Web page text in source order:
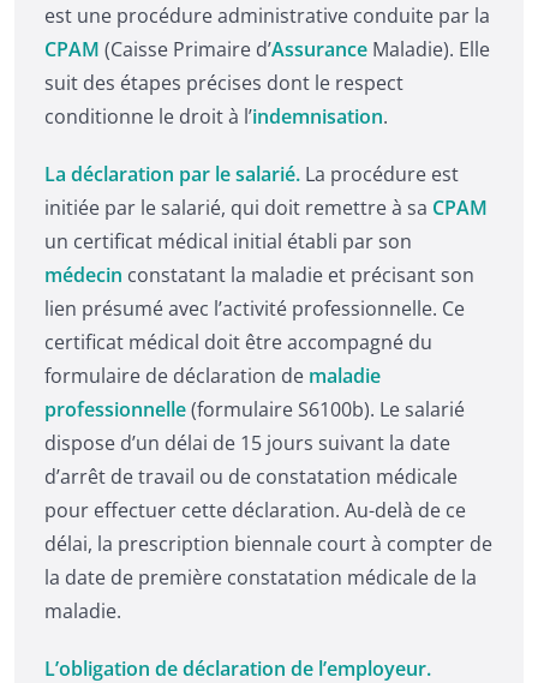
est une procédure administrative conduite par la
CPAM (Caisse Primaire d’Assurance Maladie). Elle
suit des étapes précises dont le respect
conditionne le droit à l’indemnisation.
La déclaration par le salarié. La procédure est
initiée par le salarié, qui doit remettre à sa CPAM
un certificat médical initial établi par son
médecin constatant la maladie et précisant son
lien présumé avec l’activité professionnelle. Ce
certificat médical doit être accompagné du
formulaire de déclaration de maladie
professionnelle(formulaire S6100b). Le salarié
dispose d’un délai de 15 jours suivant la date
d’arrêt de travail ou de constatation médicale
pour effectuer cette déclaration. Au-delà de ce
délai, la prescription biennale court à compter de
la date de première constatation médicale de la
maladie.
L’obligation de déclaration de l’employeur.